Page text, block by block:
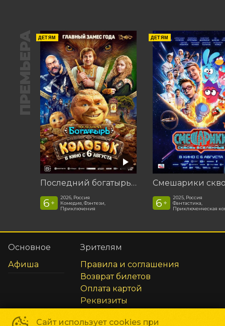
ПРЕМЬЕРА ДЕТЯМ
Последний богатырь. Колобок
6 +
2026, Россия
Комедия, Фэнтези,
Приключения
ДЕТЯМ
6 +
2025, Россия
Фантастика,
Приключенческая
Сайт использует cookies при
Основное
Афиша
Зрителям
Правила и соглашения
Возврат билетов
Оплата картой
Реквизиты